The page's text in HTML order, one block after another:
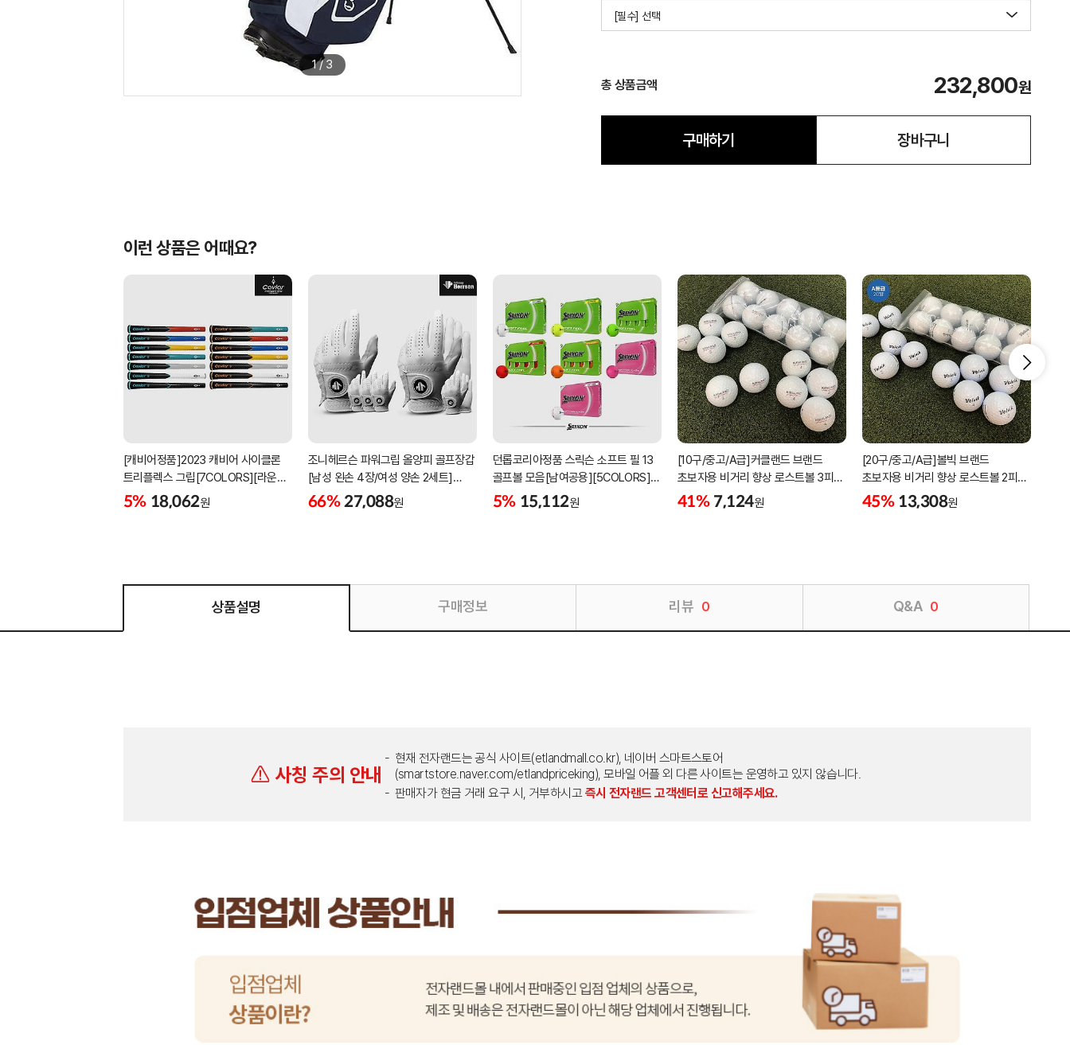
1/3
[필수] 선택
총 상품금액 232,800원
구매하기 장바구니
이런 상품은 어때요?
[캐비어정품]2023 캐비어 사이클론
트리플렉스 그립[7COLORS][라운드]
[39g/42g/46g/50g][R/S 토크]
5% 18,062원
조니헤르슨 파워그립 올양피 골프장갑
[남성 왼손 4장/여성 양손 2세트]
[화이트][케이스포함]
66% 27,088원
던롭코리아정품 스릭슨 소프트 필 13
골프볼 모음[남여공용][5COLORS]
[2피스/12알]
5% 15,112원
[10구/중고/A급]커클랜드 브랜드
초보자용 비거리 향상 로스트볼 3피스
우레탄소재
41% 7,124원
[20구/중고/A급]볼빅 브랜드
초보자용 비거리 향상 로스트볼 2피스
3피스 혼합볼
45% 13,308원
상품설명 구매정보 리뷰 0 Q&A 0
사칭 주의 안내
현재 전자랜드는 공식 사이트(etlandmall.co.kr), 네이버 스마트스토어
(smartstore.naver.com/etlandpriceking), 모바일 어플 외 다른 사이트는 운영하고 있지 않습니다.
판매자가 현금 거래 요구 시, 거부하시고 즉시 전자랜드 고객센터로 신고해주세요.